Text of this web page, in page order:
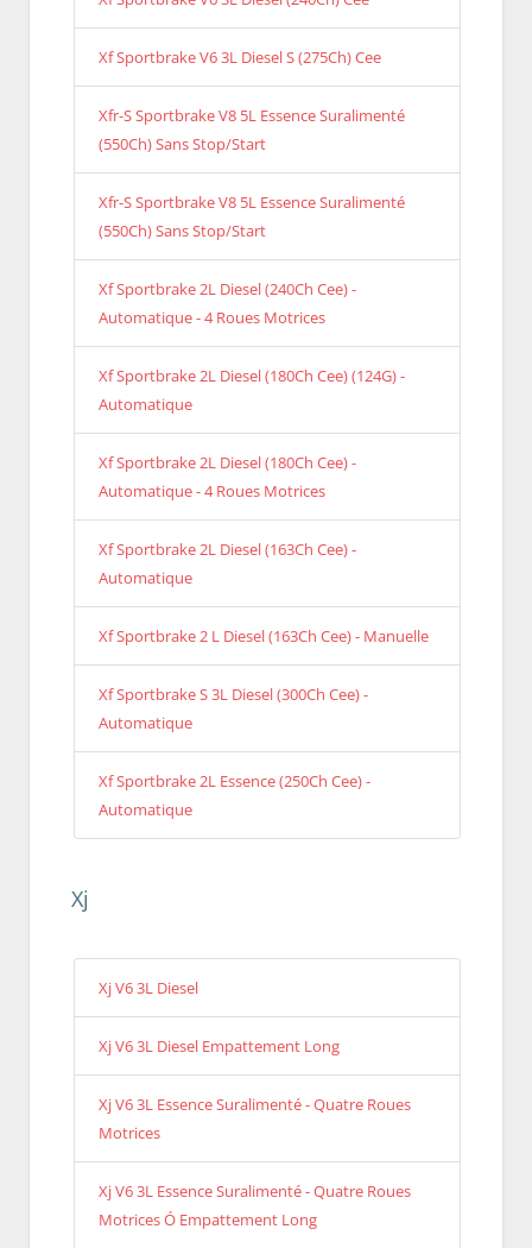
Xf Sportbrake V6 3L Diesel S (275Ch) Cee
Xfr-S Sportbrake V8 5L Essence Suralimenté
(550Ch) Sans Stop/Start
Xfr-S Sportbrake V8 5L Essence Suralimenté
(550Ch) Sans Stop/Start
Xf Sportbrake 2L Diesel (240Ch Cee) -
Automatique - 4 Roues Motrices
Xf Sportbrake 2L Diesel (180Ch Cee) (124G) -
Automatique
Xf Sportbrake 2L Diesel (180Ch Cee) -
Automatique - 4 Roues Motrices
Xf Sportbrake 2L Diesel (163Ch Cee) -
Automatique
Xf Sportbrake 2 L Diesel (163Ch Cee) - Manuelle
Xf Sportbrake S 3L Diesel (300Ch Cee) -
Automatique
Xf Sportbrake 2L Essence (250Ch Cee) -
Automatique
Xj
Xj V6 3L Diesel
Xj V6 3L Diesel Empattement Long
Xj V6 3L Essence Suralimenté - Quatre Roues
Motrices
Xj V6 3L Essence Suralimenté - Quatre Roues
Motrices Ó Empattement Long